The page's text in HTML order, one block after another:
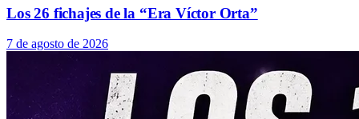
Los 26 fichajes de la “Era Víctor Orta”
7 de agosto de 2026